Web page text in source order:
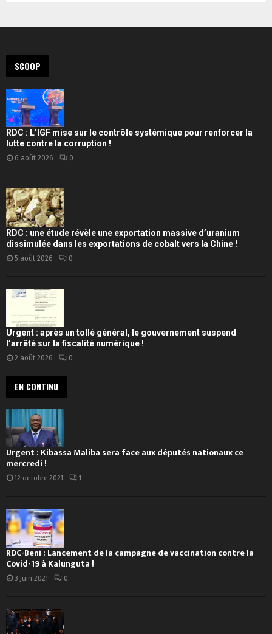
SCOOP
RDC : L’IGF mise sur le contrôle systémique pour renforcer la
lutte contre la corruption !
6 août 2026 0
RDC : une étude révèle une exportation massive d’uranium
dissimulée dans les exportations de cobalt vers la Chine !
5 août 2026 0
Urgent : après un tollé général, le gouvernement suspend
l’arrêté sur la fiscalité numérique !
2 août 2026 0
EN CONTINU
Urgent : Kibassa Maliba sera face aux députés nationaux ce
mercredi !
12 octobre 2021 1
RDC-Beni : Lancement de la campagne de vaccination contre la
Covid-19 à Kalunguta !
3 juin 2021 0